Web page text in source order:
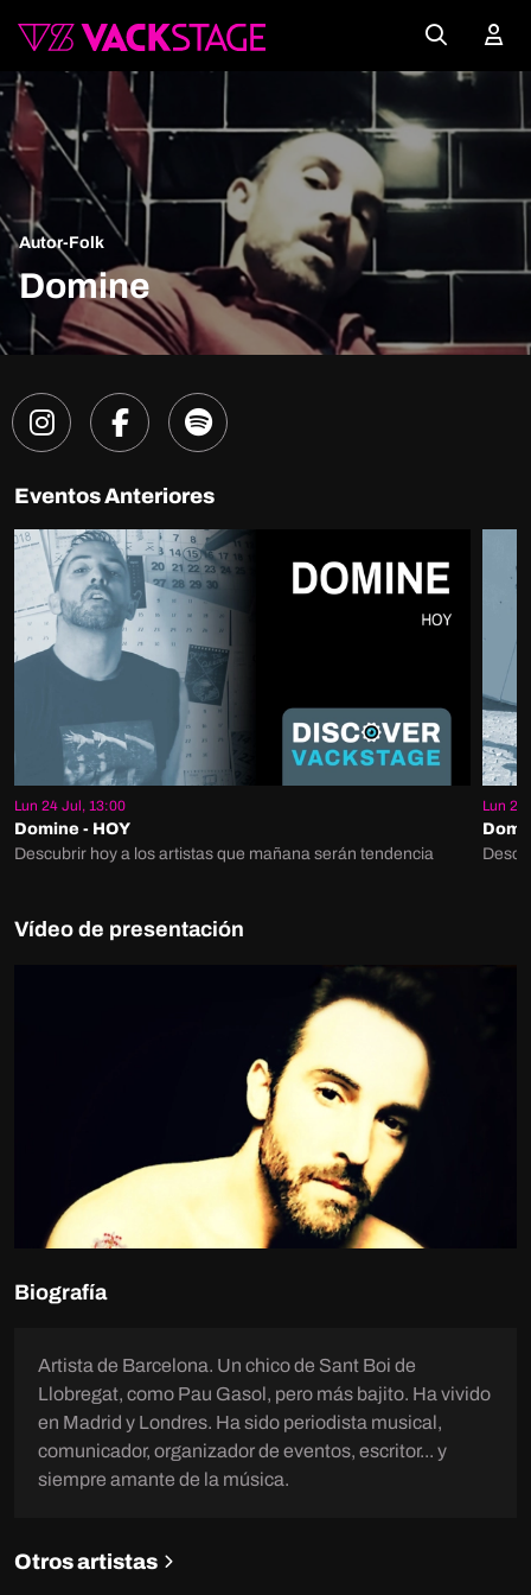
Autor-Folk
Domine
Eventos Anteriores
Lun 24 Jul, 13:00
Domine - HOY
Descubrir hoy a los artistas que mañana serán tendencia
Lun 24
Vídeo de presentación
Biografía
Artista de Barcelona. Un chico de Sant Boi de
Llobregat, como Pau Gasol, pero más bajito. Ha vivido
en Madrid y Londres. Ha sido periodista musical,
comunicador, organizador de eventos, escritor... y
siempre amante de la música.
Otros artistas